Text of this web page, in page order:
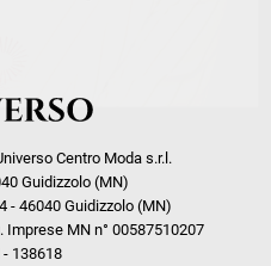
Centro Moda s.r.l.
Guidizzolo (MN)
- 46040 Guidizzolo (MN)
Imprese MN n° 00587510207
- 138618